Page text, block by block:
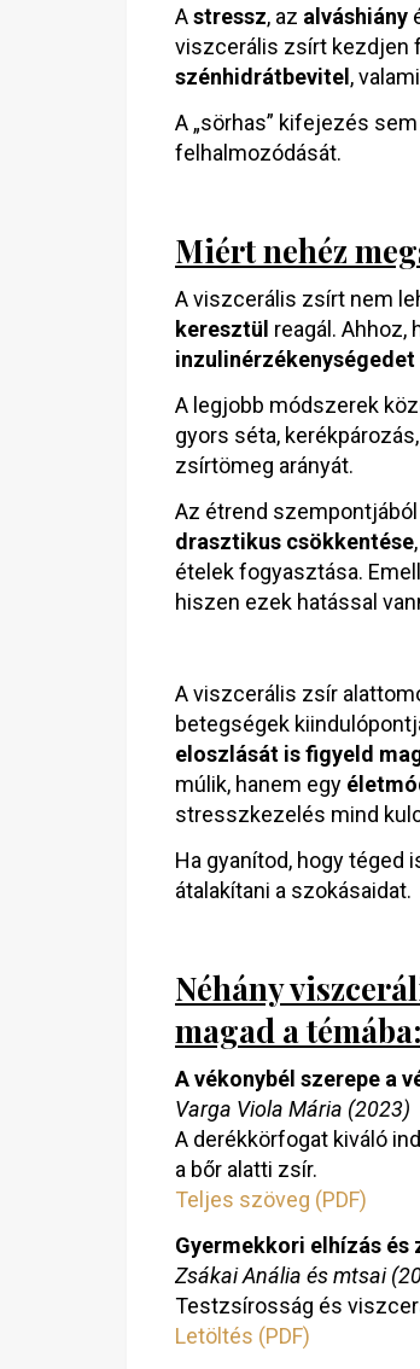
Astressz, az alváshiány
viszcerális zsírt kezdjen
szénhidrátbevitel ,
A „sörhas” kifejezés
felhalmozódását.
Miért nehéz
A viszcerális zsírt nem
keresztül reagál. Ahhoz,
A legjobb módszerek
gyors séta,
zsírtömeg arányát.
Az étrend
drasztikus csökkentése
ételek fogyasztása.
hiszen ezek hatással
A viszcerális zsír
betegségek
eloszlását is figyeld
múlik, hanem egy
stresszkezelés mind
Ha gyanítod, hogy téged
átalakítani a szokásaidat.
Néhány
magad a témába:
A vékonybél szerepe a
Varga Viola Mária (2023)
A derékkörfogat kiváló
a bőr alatti zsír.
Teljes szöveg (PDF)
Gyermekkori elhízás
Zsákai Anália és mtsai
Testzsírosság és
Letöltés (PDF)